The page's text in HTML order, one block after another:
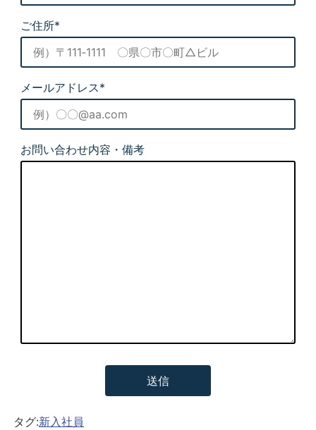
ご住所*
メールアドレス*
お問い合わせ内容・備考
タグ:新入社員